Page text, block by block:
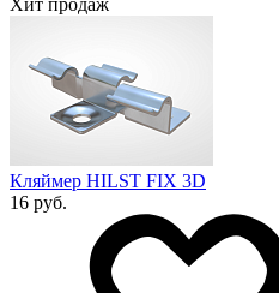
Кляймер HILST FIX 3D
16 руб.